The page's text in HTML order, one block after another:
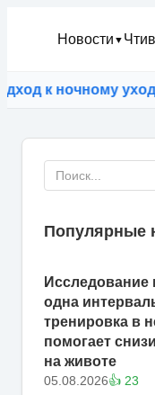
Новости ▼
уходу за
Популярные
Исследование
одна
тренировка в
помогает
на животе
05.08.2026👍 23